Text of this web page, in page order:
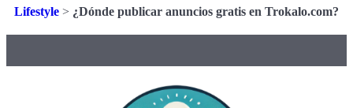
Lifestyle > ¿Dónde publicar anuncios gratis en Trokalo.com?